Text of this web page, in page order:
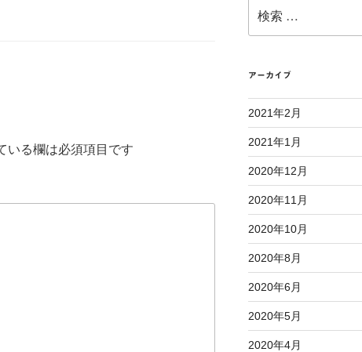
いる欄は必須項目です
索:
アーカイブ
2021年2月
2021年1月
2020年12月
2020年11月
2020年10月
2020年8月
2020年6月
2020年5月
2020年4月